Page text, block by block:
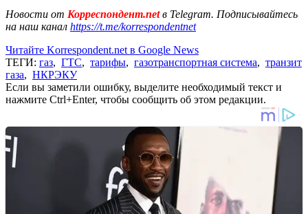
Новости от Корреспондент.netв Telegram. Подписывайтесь
на наш канал https://t.me/korrespondentnet
Читайте Korrespondent.net в Google News
ТЕГИ: газ, ГТС, тарифы, газотранспортная система, транзит
газа, НКРЭКУ
Если вы заметили ошибку, выделите необходимый текст и
нажмите Ctrl+Enter, чтобы сообщить об этом редакции.